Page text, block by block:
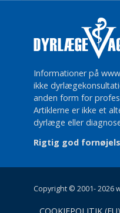
Informationer på
ikke
anden form for
Artiklerne er ikke et
dyrlæge eller
Rigtig god
Copyright © 2001- 2026